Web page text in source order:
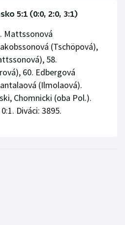
5:1 (0:0, 2:0, 3:1)
Mattssonová
(Tschöpová),
58.
60. Edbergová
(Ilmolaová).
Chomnicki (oba Pol.).
Diváci: 3895.